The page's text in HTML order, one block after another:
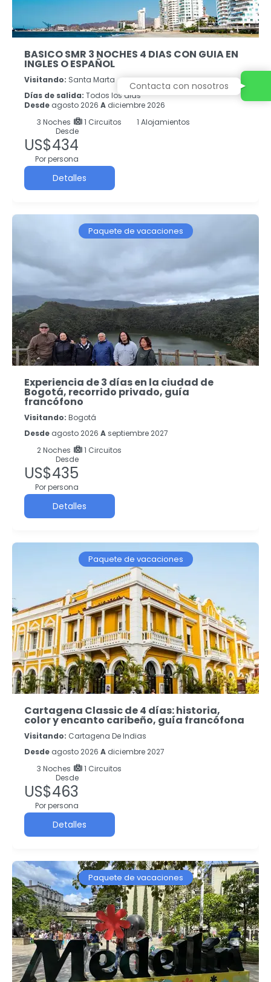
BASICO SMR 3 NOCHES 4 DIAS CON GUIA EN
INGLES O ESPAÑOL
Visitando: Santa Marta
Días de salida: Todos los dias
Desde agosto 2026 A diciembre 2026
3 Noches 1 Circuitos
1 Alojamientos
Desde
US$434
Por persona
Detalles
Paquete de vacaciones
Experiencia de 3 días en la ciudad de
Bogotá, recorrido privado, guía
francófono
Visitando: Bogotá
Desde agosto 2026 A septiembre 2027
2Noches
1 Circuitos
Desde
US$435
Por persona
Detalles
Paquete de vacaciones
Cartagena Classic de 4 días: historia,
color y encanto caribeño, guía francófona
Visitando: Cartagena De Indias
Desde agosto 2026 A diciembre 2027
3 Noches
1 Circuitos
Desde
US$463
Por persona
Detalles
Paquete de vacaciones
Contacta con nosotros